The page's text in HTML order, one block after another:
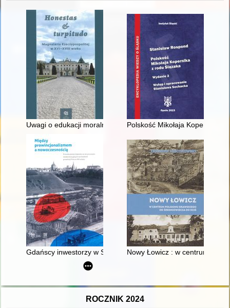
Uwagi o edukacji moralnej synów szlacheckich w XVI-
Polskość Mikołaja Kopernika z
Gdańscy inwestorzy w Sopocie : prestiż finansowy i
Nowy Łowicz : w centrum
ROCZNIK 2024